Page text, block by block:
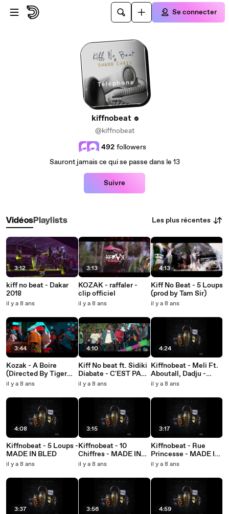
Passer au contenu principal
Se connecter
kiffnobeat
@kiffnobeat
492 followers
Sauront jamais ce qui se passe dans le 13
Suivre
VidéosPlaylists Les plus récentes
3:12
kiff no beat - Dakar
2018
il y a 8 ans
3:44
Kozak - A Boire
(Directed By Tiger
Cronz)
il y a 8 ans
4:08
Kiffnobeat - 5 Loups -
MADE IN BLED
il y a 8 ans
3:37
3:13
KOZAK - raffaler -
clip officiel
il y a 8 ans
4:10
Kiff No beat ft. Sidiki
Diabate - C'EST PAS
PAREIL (Clip Officiel)
il y a 8 ans
3:15
Kiffnobeat - 10
Chiffres - MADE IN
BLED
il y a 8 ans
3:56
4:13
Kiff No Beat - 5 Loups
(prod by Tam Sir)
il y a 8 ans
4:24
Kiffnobeat - Meli Ft.
Aboutall, Dadju -
MADE IN BLED
il y a 8 ans
3:17
Kiffnobeat - Rue
Princesse - MADE IN
BLED
il y a 8 ans
4:59